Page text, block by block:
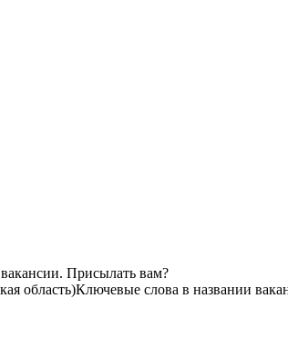
Присылать вам?
область)Ключевые слова в названии